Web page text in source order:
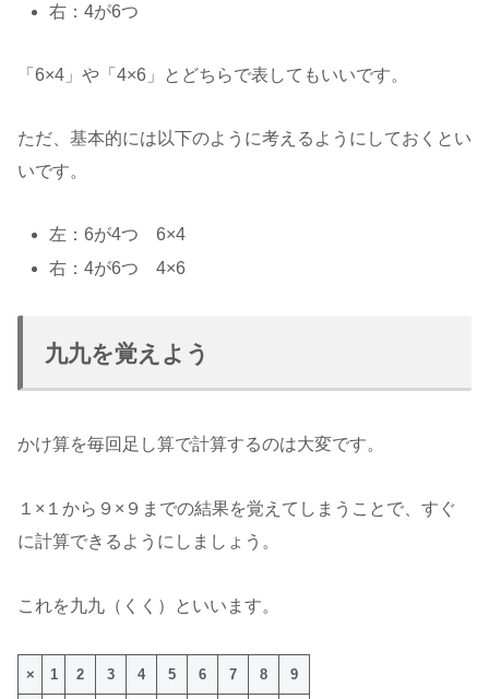
右：4が6つ
「6×4」や「4×6」とどちらで表してもいいです。
ただ、基本的には以下のように考えるようにしておくとい
いです。
左：6が4つ 6×4
右：4が6つ 4×6
九九を覚えよう
かけ算を毎回足し算で計算するのは大変です。
１×１から９×９までの結果を覚えてしまうことで、すぐ
に計算できるようにしましょう。
これを九九（くく）といいます。
× 1 2 3 4 5 6 7 8 9